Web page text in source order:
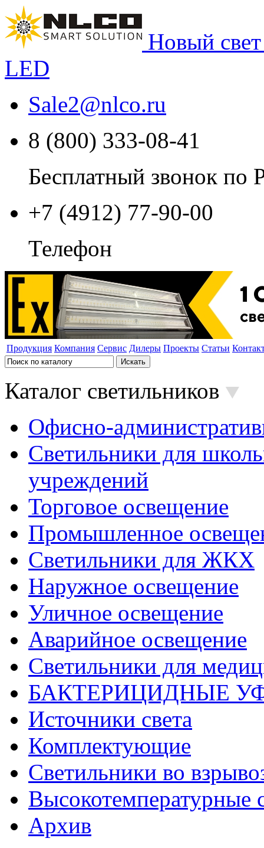
Новый
LED
Sale2@nlco.ru
8 (800) 333-08-41
Бесплатный звонок по
+7 (4912) 77-90-00
Телефон
Продукция Компания Сервис Дилеры Проекты Статьи
Каталог светильников
Офисно-
Светильники для
учреждений
Торговое освещение
Промышленное
Светильники для ЖКХ
Наружное освещение
Уличное освещение
Аварийное освещение
Светильники для
БАКТЕРИЦИДНЫЕ
Источники света
Комплектующие
Светильники во
Высокотемпературные
Архив